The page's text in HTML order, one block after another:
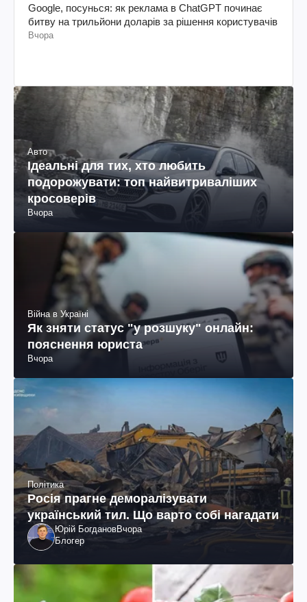
Google, посунься: як реклама в ChatGPT починає
битву на трильйони доларів за рішення користувачів
Вчора
Авто
Ідеальні для тих, хто любить
подорожувати: топ найвитриваліших
кросоверів
Вчора
Війна в Україні
Як зняти статус "у розшуку" онлайн:
пояснення юриста
Вчора
Політика
Росія прагне деморалізувати
український тил. Що варто собі нагадати
Юрій БогдановВчора
Блогер